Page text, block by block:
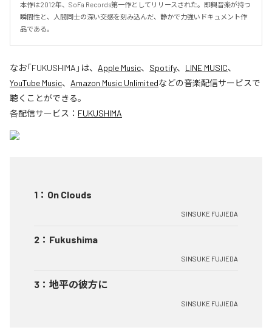
本作は2012年、SoFa Records第一作としてリリースされた。即興音楽が持つ
瞬間性と、人間同士の深い交感を刻み込んだ、静かで力強いドキュメント作
品である。
なお「FUKUSHIMA 」は、 Apple Music、 Spotify、 LINE MUSIC、
YouTube Music、 Amazon Music Unlimitedなどの音楽配信サービスで
聴くことができる。
各配信サービス： FUKUSHIMA
1 ： On Clouds
SINSUKE FUJIEDA
2 ： Fukushima
SINSUKE FUJIEDA
3 ： 地平の彼方に
SINSUKE FUJIEDA